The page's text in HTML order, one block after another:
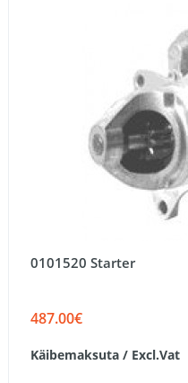
0101520 Starter
487.00€
Käibemaksuta / Excl.Vat